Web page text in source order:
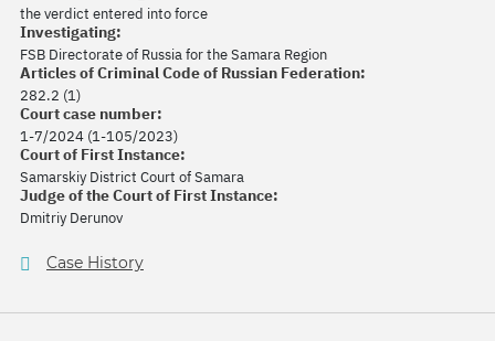
the verdict entered into force
Investigating:
FSB Directorate of Russia for the Samara Region
Articles of Criminal Code of Russian Federation:
282.2 (1)
Court case number:
1-7/2024 (1-105/2023)
Court of First Instance:
Samarskiy District Court of Samara
Judge of the Court of First Instance:
Dmitriy Derunov
Case History